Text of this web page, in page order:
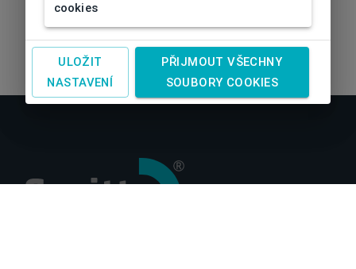
cookies
ULOŽIT
NASTAVENÍ
PŘIJMOUT VŠECHNY
SOUBORY COOKIES